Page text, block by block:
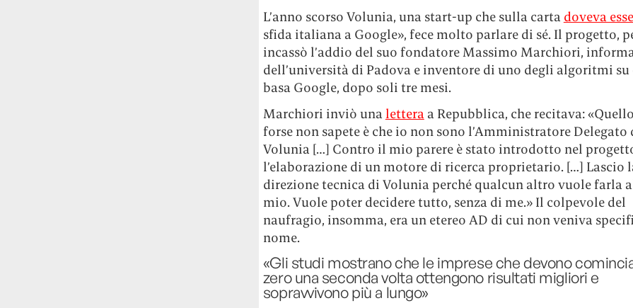
L’anno scorso Volunia, una start-up che sulla carta doveva
sfida italiana a Google», fece molto parlare di sé. Il progetto,
incassò l’addio del suo fondatore Massimo Marchiori,
dell’università di Padova e inventore di uno degli algoritmi su
basa Google, dopo soli tre mesi.
Marchiori inviò una letteraa Repubblica, che recitava:
forse non sapete è che io non sono l’Amministratore Delegato
Volunia […] Contro il mio parere è stato introdotto nel
l’elaborazione di un motore di ricerca proprietario. […] Lascio
direzione tecnica di Volunia perché qualcun altro vuole farla
mio. Vuole poter decidere tutto, senza di me.» Il colpevole del
naufragio, insomma, era un etereo AD di cui non veniva
nome.
«Gli studi mostrano che le imprese che devono
zero una seconda volta ottengono risultati migliori e
sopravvivono più a lungo»